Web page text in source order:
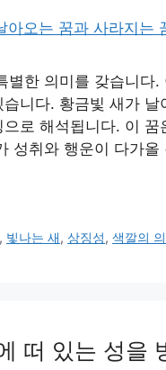
한 의미를 갖습니다
니다. 황금빛 새가 날
로 해석됩니다. 이
성취와 행운이 다가
, 빛나는 새,상징성,색깔의
떠 있는 성을